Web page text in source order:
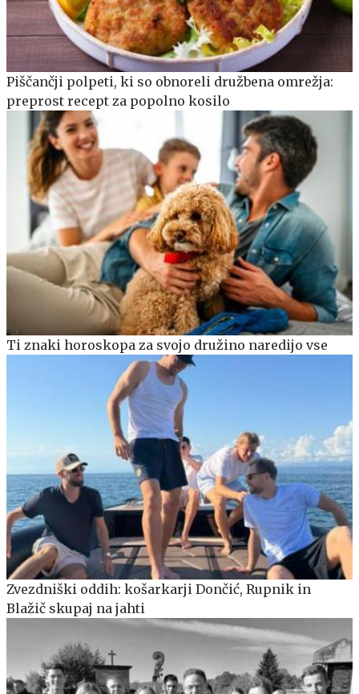
Piščančji polpeti, ki so obnoreli družbena omrežja:
preprost recept za popolno kosilo
Ti znaki horoskopa za svojo družino naredijo vse
Zvezdniški oddih: košarkarji Dončić, Rupnik in
Blažič skupaj na jahti